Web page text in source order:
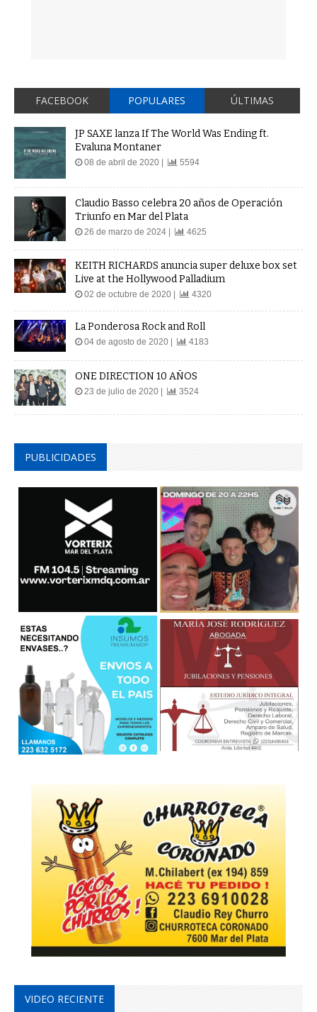
FACEBOOK POPULARES ÚLTIMAS
Evaluna Montaner
08 de abril de 2020 |
Claudio Basso celebra 20 años de Operación
Triunfo en Mar del Plata
26 de marzo de 2024 | 4625
KEITH RICHARDS anuncia super deluxe box set
Live at the Hollywood Palladium
02 de octubre de 2020 | 4320
La Ponderosa Rock and Roll
04 de agosto de 2020 | 4183
ONE DIRECTION 10 AÑOS
23 de julio de 2020 | 3524
PUBLICIDADES
VIDEO RECIENTE